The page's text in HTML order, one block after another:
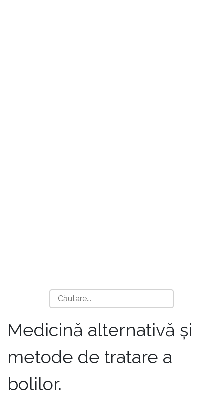
Medicină alternativă și
metode de tratare a
bolilor.